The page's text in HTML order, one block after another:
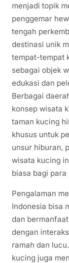
menjadi topik
penggemar
tengah
destinasi unik
tempat-tempat
sebagai objek
edukasi dan
Berbagai
konsep wisata
taman kucing
khusus untuk
unsur hiburan,
wisata kucing
biasa bagi para
Pengalaman
Indonesia bisa
dan
dengan
ramah dan
kucing juga